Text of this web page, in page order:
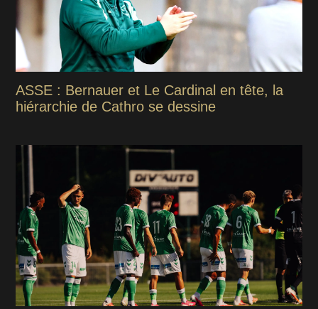
ASSE : Bernauer et Le Cardinal en tête, la
hiérarchie de Cathro se dessine